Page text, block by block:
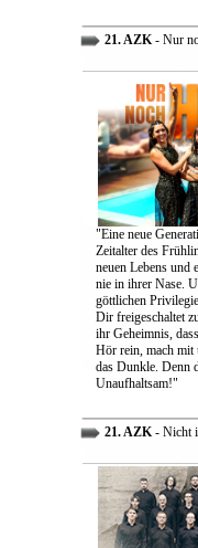
21. AZK- Nur
"Eine neue
Zeitalter des
neuen Lebens und
nie in ihrer Nase.
göttlichen
Dir freigeschaltet
ihr Geheimnis,
Hör rein, mach mit
das Dunkle. Denn
Unaufhaltsam!"
21. AZK- Nicht